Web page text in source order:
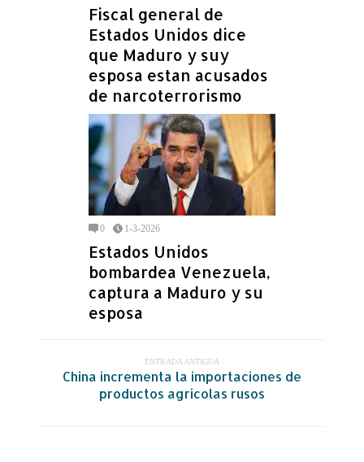
Fiscal general de
Estados Unidos dice
que Maduro y suy
esposa estan acusados
de narcoterrorismo
0 1-3-2026
Estados Unidos
bombardea Venezuela,
captura a Maduro y su
esposa
ENTRADA ANTIGUA
China incrementa la importaciones de
productos agricolas rusos